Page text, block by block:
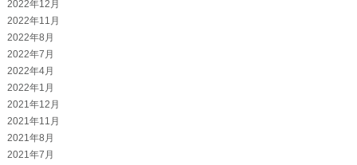
2022年12月
2022年11月
2022年8月
2022年7月
2022年4月
2022年1月
2021年12月
2021年11月
2021年8月
2021年7月